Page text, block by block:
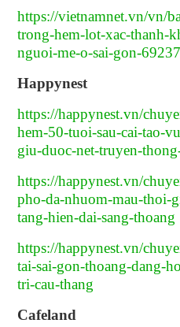
https://vietnamnet.vn/vn/
trong-hem-lot-xac-thanh-
nguoi-me-o-sai-gon-
Happynest
https://happynest.vn/
hem-50-tuoi-sau-cai-tao-
giu-duoc-net-truyen-
https://happynest.vn/
pho-da-nhuom-mau-thoi-
tang-hien-dai-sang-thoang
https://happynest.vn/
tai-sai-gon-thoang-dang-
tri-cau-thang
Cafeland